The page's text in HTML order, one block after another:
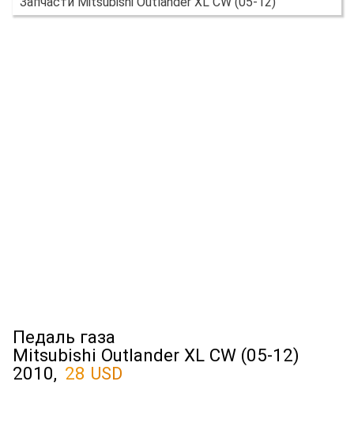
Педаль газа
Mitsubishi Outlander XL CW (05-12)
2010, 28 USD